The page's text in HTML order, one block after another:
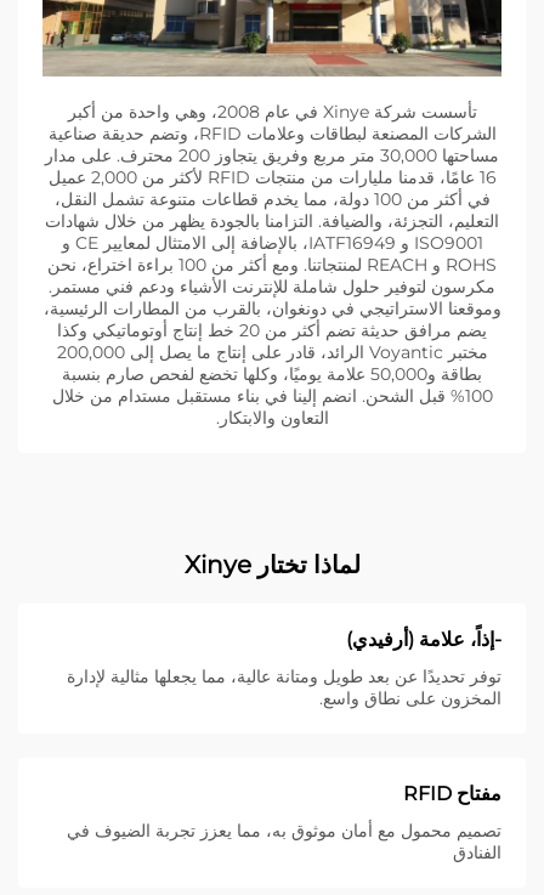
تأسست شركة Xinye في عام 2008، وهي واحدة من أكبر
الشركات المصنعة لبطاقات وعلامات RFID، وتضم حديقة صناعية
مساحتها 30,000 متر مربع وفريق يتجاوز 200 محترف. على مدار
16 عامًا، قدمنا مليارات من منتجات RFID لأكثر من 2,000 عميل
في أكثر من 100 دولة، مما يخدم قطاعات متنوعة تشمل النقل،
التعليم، التجزئة، والضيافة. التزامنا بالجودة يظهر من خلال شهادات
ISO9001 و IATF16949، بالإضافة إلى الامتثال لمعايير CE و
ROHS و REACH لمنتجاتنا. ومع أكثر من 100 براءة اختراع، نحن
مكرسون لتوفير حلول شاملة للإنترنت الأشياء ودعم فني مستمر.
وموقعنا الاستراتيجي في دونغوان، بالقرب من المطارات الرئيسية،
يضم مرافق حديثة تضم أكثر من 20 خط إنتاج أوتوماتيكي وكذا
مختبر Voyantic الرائد، قادر على إنتاج ما يصل إلى 200,000
بطاقة و50,000 علامة يوميًا، وكلها تخضع لفحص صارم بنسبة
100% قبل الشحن. انضم إلينا في بناء مستقبل مستدام من خلال
التعاون والابتكار.
لماذا تختار Xinye
-إذاً، علامة (أرفيدي)
توفر تحديدًا عن بعد طويل ومتانة عالية، مما يجعلها مثالية لإدارة
المخزون على نطاق واسع.
مفتاح RFID
تصميم محمول مع أمان موثوق به، مما يعزز تجربة الضيوف في
الفنادق